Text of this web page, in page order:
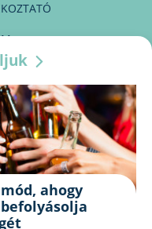
Süti beállítások
ahogy